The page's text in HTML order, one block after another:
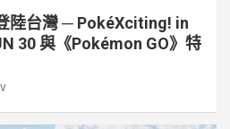
陸台灣 ─ PokéXciting! in
30 與《Pokémon GO》特